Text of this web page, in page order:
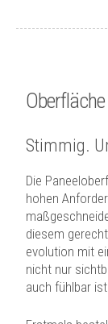
Stimmig.
Die
hohen
diesem
evolution mit
nicht nur
auch fühlbar ist.